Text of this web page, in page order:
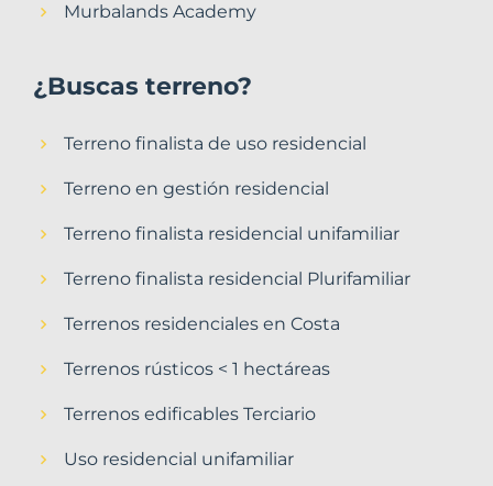
Murbalands Academy
¿Buscas terreno?
Terreno finalista de uso residencial
Terreno en gestión residencial
Terreno finalista residencial unifamiliar
Terreno finalista residencial Plurifamiliar
Terrenos residenciales en Costa
Terrenos rústicos < 1 hectáreas
Terrenos edificables Terciario
Uso residencial unifamiliar